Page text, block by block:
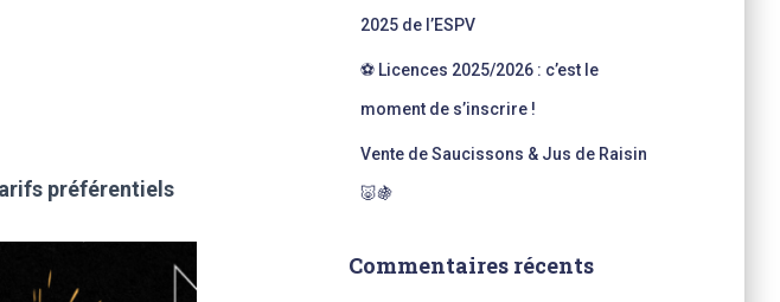
préférentiels
2025 de l’ESPV
⚽ Licences 2025/2026 : c’est le
moment de s’inscrire !
Vente de Saucissons & Jus de Raisin
🐷🍇
Commentaires récents